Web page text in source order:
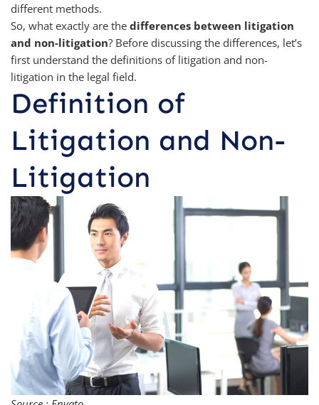
different methods.
So, what exactly are the differences between litigation
and non-litigation? Before discussing the differences, let’s
first understand the definitions of litigation and non-
litigation in the legal field.
Definition of
Litigation and Non-
Litigation